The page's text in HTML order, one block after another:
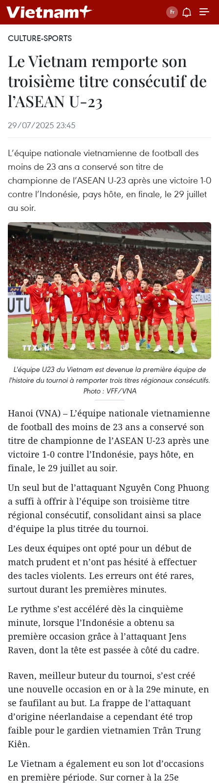
CULTURE-SPORTS
Le Vietnam remporte son
troisième titre consécutif de
l’ASEAN U-23
29/07/2025 23:45
L’équipe nationale vietnamienne de football des
moins de 23 ans a conservé son titre de
championne de l’ASEAN U-23 après une victoire 1-0
contre l’Indonésie, pays hôte, en finale, le 29 juillet
au soir.
L'équipe U23 du Vietnam est devenue la première équipe de
l'histoire du tournoi à remporter trois titres régionaux consécutifs.
Photo : VFF/VNA
Hanoi (VNA) – L’équipe nationale vietnamienne
de football des moins de 23 ans a conservé son
titre de championne de l’ASEAN U-23 après une
victoire 1-0 contre l’Indonésie, pays hôte, en
finale, le 29 juillet au soir.
Un seul but de l’attaquant Nguyên Cong Phuong
a suffi à offrir à l’équipe son troisième titre
régional consécutif, consolidant ainsi sa place
d’équipe la plus titrée du tournoi.
Les deux équipes ont opté pour un début de
match prudent et n’ont pas hésité à effectuer
des tacles violents. Les erreurs ont été rares,
surtout durant les premières minutes.
Le rythme s’est accéléré dès la cinquième
minute, lorsque l’Indonésie a obtenu sa
première occasion grâce à l’attaquant Jens
Raven, dont la tête est passée à côté du cadre.
Raven, meilleur buteur du tournoi, s’est créé
une nouvelle occasion en or à la 29e minute, en
se faufilant au but. La frappe de l’attaquant
d’origine néerlandaise a cependant été trop
faible pour le gardien vietnamien Trân Trung
Kiên.
Le Vietnam a également eu son lot d’occasions
en première période. Sur corner à la 25e